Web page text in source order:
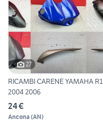
27
RICAMBI CARENE YAMAHA R1
2004 2006
24 €
Ancona (AN)